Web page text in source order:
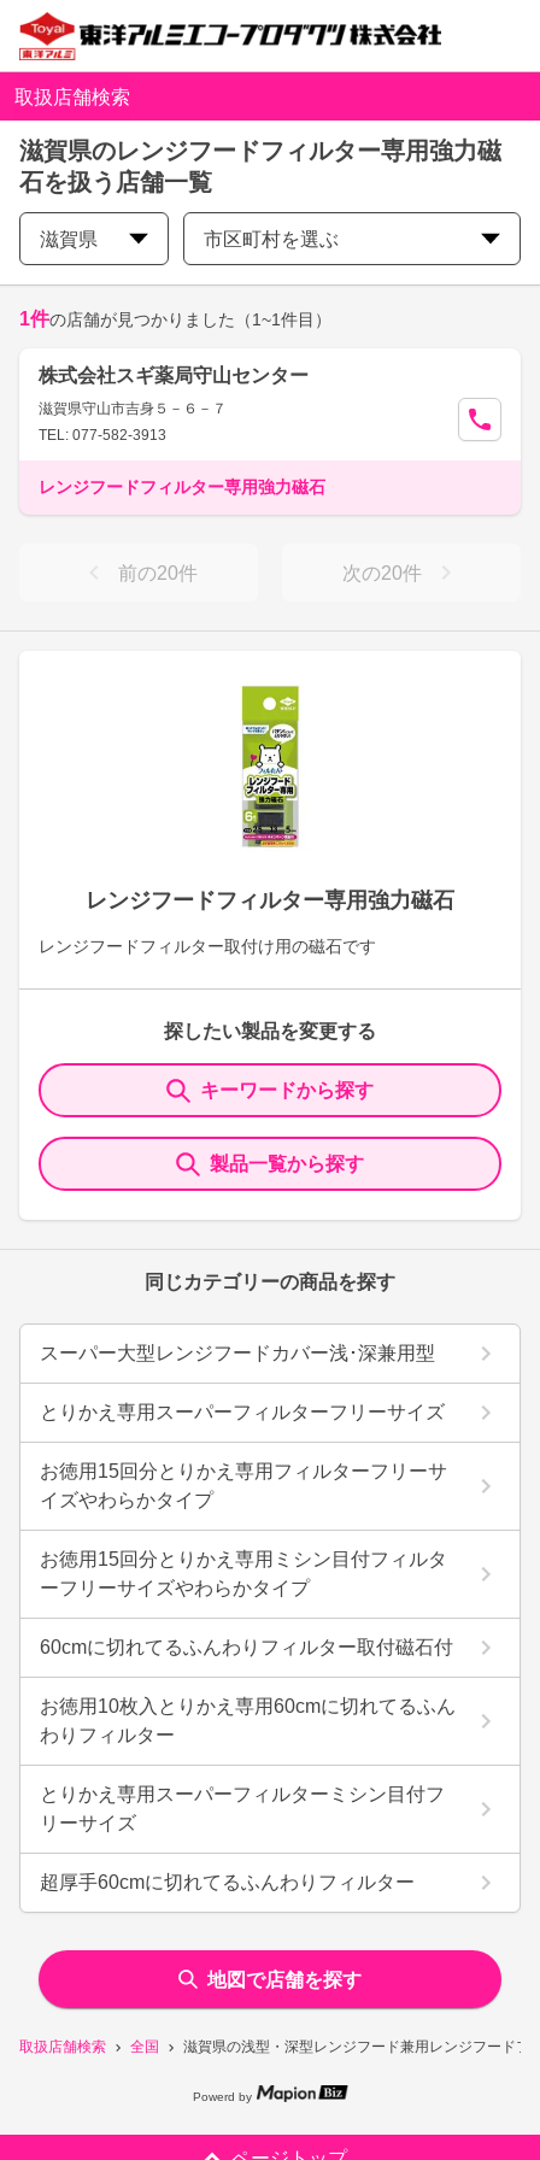
取扱店舗検索 全国 滋賀県の浅型・深型レンジフード兼用レンジフードフ
取扱店舗検索
滋賀県のレンジフードフィルター専用強力磁
石を扱う店舗一覧
滋賀県 市区町村を選ぶ
レンジフードフィルター専用強力磁石
レンジフードフィルター取付け用の磁石です
探したい製品を変更する
キーワードから探す
製品一覧から探す
同じカテゴリーの商品を探す
スーパー大型レンジフードカバー浅･深兼用型
とりかえ専用スーパーフィルターフリーサイズ
お徳用15回分とりかえ専用フィルターフリーサ
イズやわらかタイプ
お徳用15回分とりかえ専用ミシン目付フィルタ
ーフリーサイズやわらかタイプ
60cmに切れてるふんわりフィルター取付磁石付
お徳用10枚入とりかえ専用60cmに切れてるふん
わりフィルター
とりかえ専用スーパーフィルターミシン目付フ
リーサイズ
超厚手60cmに切れてるふんわりフィルター
1件の店舗が見つかりました （1~1件目）
株式会社スギ薬局守山センター
滋賀県守山市吉身５－６－７
TEL: 077-582-3913
レンジフードフィルター専用強力磁石
前の20件 次の20件
地図で店舗を探す
Powerd by